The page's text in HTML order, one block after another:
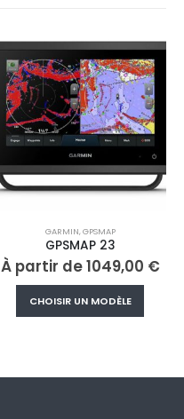
GARMIN,GPSMAP
GPSMAP 23
À partir de1049,00 €
CHOISIR UN MODÈLE
Ce produit a plusieurs variations. Les options peuvent être choisies sur la page du produit